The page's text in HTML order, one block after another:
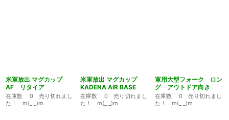
米軍放出 マグカップ
AF リタイア
在庫数 0 売り切れまし
た！ m(_ _)m
米軍放出 マグカップ
KADENA AIR BASE
在庫数 0 売り切れまし
た！ m(_ _)m
軍用大型フォーク ロン
グ アウトドア向き
在庫数 0 売り切れまし
た！ m(_ _)m